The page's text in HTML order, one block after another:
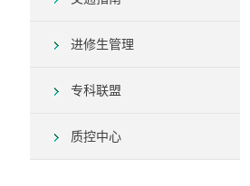
进修生管理
专科联盟
质控中心